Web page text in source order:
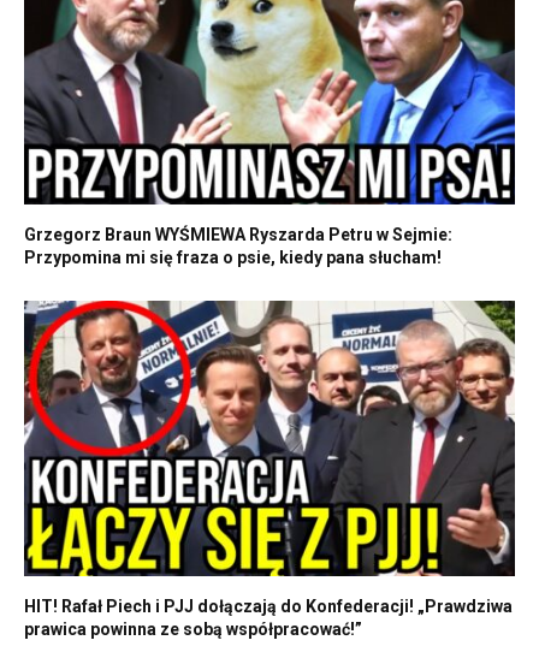
Grzegorz Braun WYŚMIEWA Ryszarda Petru w Sejmie:
Przypomina mi się fraza o psie, kiedy pana słucham!
HIT! Rafał Piech i PJJ dołączają do Konfederacji! „Prawdziwa
prawica powinna ze sobą współpracować!”